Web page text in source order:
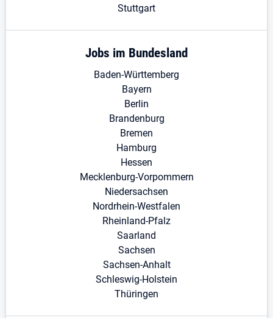
Stuttgart
Jobs im Bundesland
Baden-Württemberg
Bayern
Berlin
Brandenburg
Bremen
Hamburg
Hessen
Mecklenburg-Vorpommern
Niedersachsen
Nordrhein-Westfalen
Rheinland-Pfalz
Saarland
Sachsen
Sachsen-Anhalt
Schleswig-Holstein
Thüringen